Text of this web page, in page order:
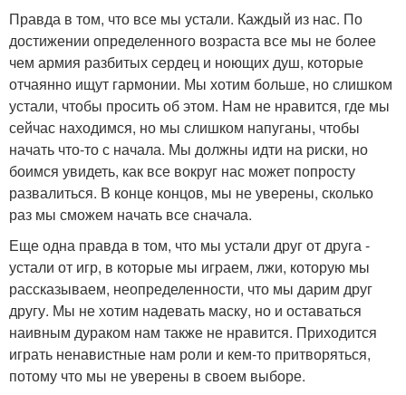
Правда в том, что все мы устали. Каждый из нас. По
достижении определенного возраста все мы не более
чем армия разбитых сердец и ноющих душ, которые
отчаянно ищут гармонии. Мы хотим больше, но слишком
устали, чтобы просить об этом. Нам не нравится, где мы
сейчас находимся, но мы слишком напуганы, чтобы
начать что-то с начала. Мы должны идти на риски, но
боимся увидеть, как все вокруг нас может попросту
развалиться. В конце концов, мы не уверены, сколько
раз мы сможем начать все сначала.
Еще одна правда в том, что мы устали друг от друга -
устали от игр, в которые мы играем, лжи, которую мы
рассказываем, неопределенности, что мы дарим друг
другу. Мы не хотим надевать маску, но и оставаться
наивным дураком нам также не нравится. Приходится
играть ненавистные нам роли и кем-то притворяться,
потому что мы не уверены в своем выборе.